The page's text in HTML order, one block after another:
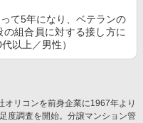
て5年になり、ベテランの
組合員に対する接し方に
以上／男性）
オリコンを前身企業に1967年より
度調査を開始。分譲マンション管